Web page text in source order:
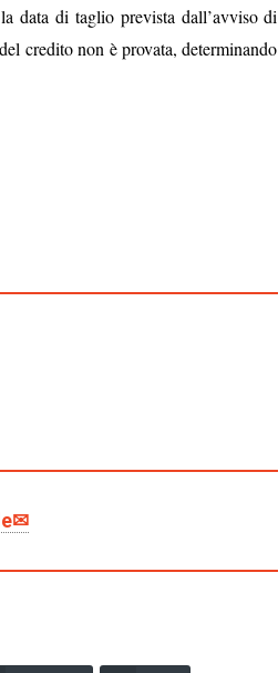
data di taglio prevista dall’avviso di
credito non è provata, determinando